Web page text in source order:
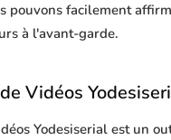
pouvons facilement
à l'avant-garde.
Vidéos
Yodesiserial est un